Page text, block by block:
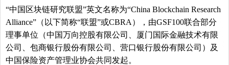
“中国区块链研究联盟”英文名称为“China Blockchain Research
Alliance”（以下简称“联盟”或CBRA），由GSF100联合部分
理事单位（中国万向控股有限公司、厦门国际金融技术有限
公司、包商银行股份有限公司、营口银行股份有限公司）及
中国保险资产管理业协会共同发起。